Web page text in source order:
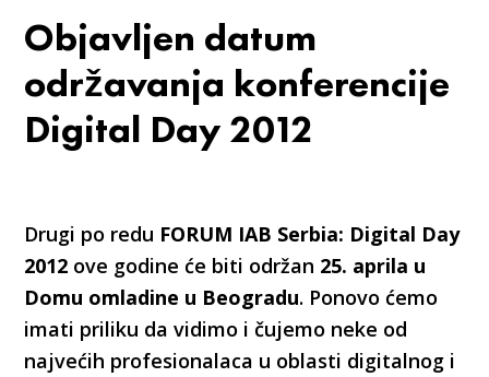
Objavljen datum
održavanja konferencije
Digital Day 2012
Drugi po redu FORUM IAB Serbia: Digital Day
2012 ove godine će biti održan 25. aprila u
Domu omladine u Beogradu. Ponovo ćemo
imati priliku da vidimo i čujemo neke od
najvećih profesionalaca u oblasti digitalnog i